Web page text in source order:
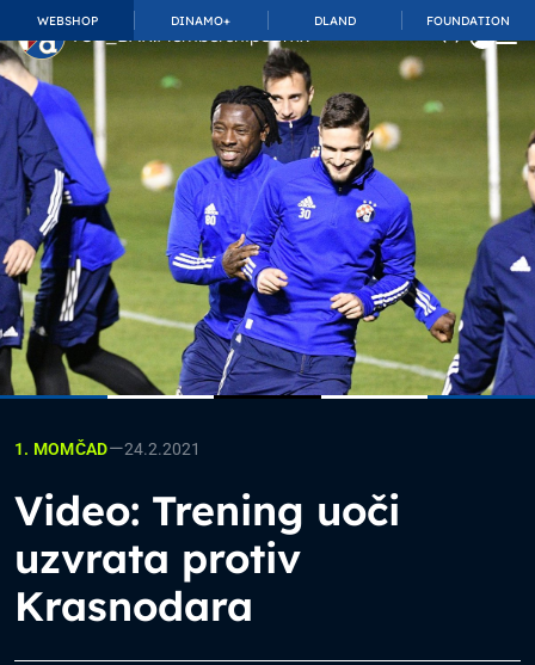
WEBSHOP DINAMO+ DLAND FOUNDATION
TOP_BAR.MembershipSuffix
1. MOMČAD—24.2.2021
Video: Trening uoči
uzvrata protiv
Krasnodara